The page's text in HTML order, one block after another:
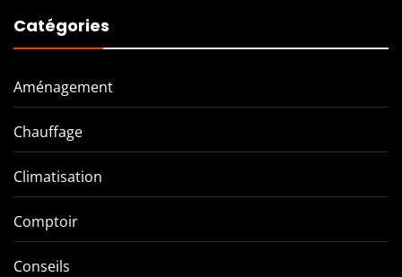
Catégories
Aménagement
Chauffage
Climatisation
Comptoir
Conseils